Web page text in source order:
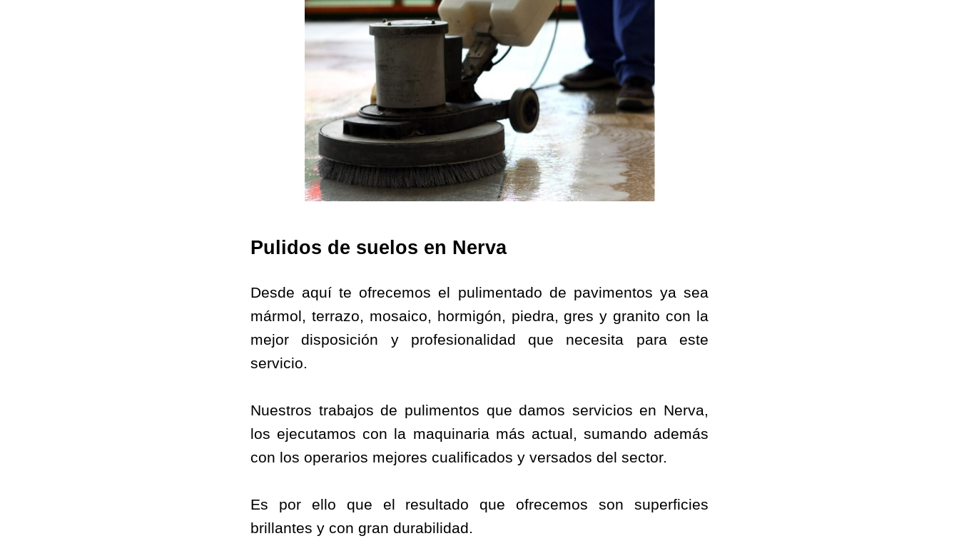
Pulidos de suelos en Nerva
Desde aquí te ofrecemos el pulimentado de pavimentos ya sea
mármol, terrazo, mosaico, hormigón, piedra, gres y granito con la
mejor disposición y profesionalidad que necesita para este
servicio.
Nuestros trabajos de pulimentos que damos servicios en Nerva,
los ejecutamos con la maquinaria más actual, sumando además
con los operarios mejores cualificados y versados del sector.
Es por ello que el resultado que ofrecemos son superficies
brillantes y con gran durabilidad.